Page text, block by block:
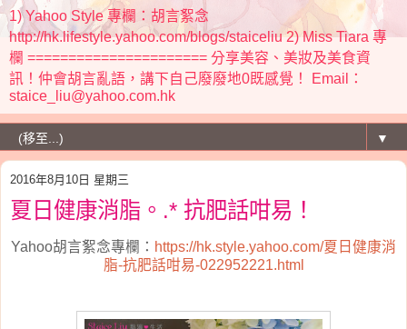
1) Yahoo Style 專欄：胡言絮念
http://hk.lifestyle.yahoo.com/blogs/staiceliu 2) Miss Tiara 專
欄 ====================== 分享美容、美妝及美食資
訊！仲會胡言亂語，講下自己廢廢地0既感覺！ Email：
staice_liu@yahoo.com.hk
▼
2016年8月10日 星期三
夏日健康消脂。.* 抗肥話咁易！
Yahoo胡言絮念專欄： https://hk.style.yahoo.com/夏日健康消
脂-抗肥話咁易-022952221.html